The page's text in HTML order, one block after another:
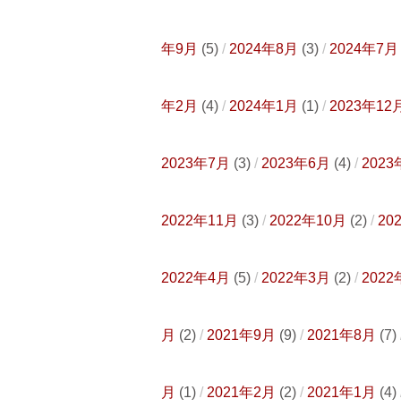
年9月 (5) 2024年8月 (3) 2024年7月
年2月 (4) 2024年1月 (1) 2023年12
2023年7月 (3) 2023年6月 (4) 2023
2022年11月 (3) 2022年10月 (2)
2022年4月 (5) 2022年3月 (2) 2022
月 (2) 2021年9月 (9) 2021年8月 (7)
月 (1) 2021年2月 (2) 2021年1月 (4)